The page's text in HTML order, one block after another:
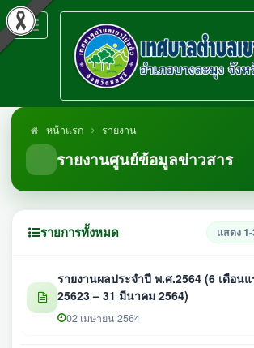
Toggle
navigation
หน้าแรก รายงาน
รายงานศูนย์ข้อมูลข่าวสาร
รายการทั้งหมด แสดง
รายงานผลประจำปี พ.ศ.2564 (6 เดือน
25623 – 31 มีนาคม 2564)
02 เมษายน 2564